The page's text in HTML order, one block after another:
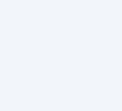
die Reform